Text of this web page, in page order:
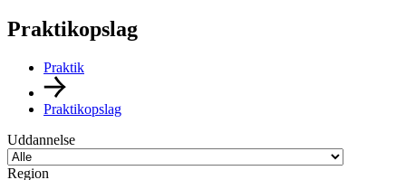
Praktikopslag
Praktik
Praktikopslag
Uddannelse
Region